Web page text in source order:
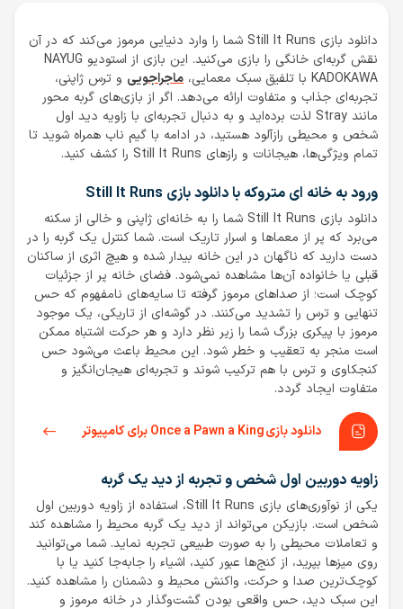
دانلود بازی Still It Runs شما را وارد دنیایی مرموز می‌کند که در آن
نقش گربه‌ای خانگی را بازی می‌کنید. این بازی از استودیو NAYUG
KADOKAWA با تلفیق سبک معمایی،
ماجراجویی و ترس ژاپنی،
تجربه‌ای جذاب و متفاوت ارائه می‌دهد. اگر از بازی‌های گربه محور
مانند Stray لذت برده‌اید و به دنبال تجربه‌ای با زاویه دید اول
شخص و محیطی رازآلود هستید، در ادامه با گیم ناب همراه شوید تا
تمام ویژگی‌ها، هیجانات و رازهای Still It Runs را کشف کنید.
ورود به خانه ای متروکه با دانلود بازی Still It Runs
دانلود بازی Still It Runs شما را به خانه‌ای ژاپنی و خالی از سکنه
می‌برد که پر از معماها و اسرار تاریک است. شما کنترل یک گربه را در
دست دارید که ناگهان در این خانه بیدار شده و هیچ اثری از ساکنان
قبلی یا خانواده آن‌ها مشاهده نمی‌شود. فضای خانه پر از جزئیات
کوچک است؛ از صداهای مرموز گرفته تا سایه‌های نامفهوم که حس
تنهایی و ترس را تشدید می‌کنند. در گوشه‌ای از تاریکی، یک موجود
مرموز با پیکری بزرگ شما را زیر نظر دارد و هر حرکت اشتباه ممکن
است منجر به تعقیب و خطر شود. این محیط باعث می‌شود حس
کنجکاوی و ترس با هم ترکیب شوند و تجربه‌ای هیجان‌انگیز و
متفاوت ایجاد گردد.
دانلود بازی Once a Pawn a King برای کامپیوتر
زاویه دوربین اول شخص و تجربه از دید یک گربه
یکی از نوآوری‌های بازی Still It Runs، استفاده از زاویه دوربین اول
شخص است. بازیکن می‌تواند از دید یک گربه محیط را مشاهده کند
و تعاملات محیطی را به صورت طبیعی تجربه نماید. شما می‌توانید
روی میزها بپرید، از کنج‌ها عبور کنید، اشیاء را جابه‌جا کنید یا با
کوچک‌ترین صدا و حرکت، واکنش محیط و دشمنان را مشاهده کنید.
این سبک دید، حس واقعی بودن گشت‌وگذار در خانه مرموز و